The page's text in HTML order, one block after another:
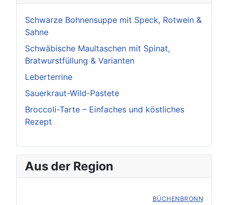
Schwarze Bohnensuppe mit Speck, Rotwein &
Sahne
Schwäbische Maultaschen mit Spinat,
Bratwurstfüllung & Varianten
Leberterrine
Sauerkraut-Wild-Pastete
Broccoli-Tarte – Einfaches und köstliches
Rezept
Aus der Region
BÜCHENBRONN